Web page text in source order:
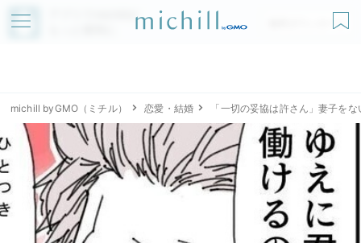
アプリでmichillが
無料ダウンロード
michill byGMO（ミチル） 恋愛・結婚 「一切の妥協は許さん」妻子を